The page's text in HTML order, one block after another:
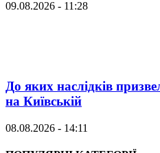
09.08.2026 - 11:28
До яких наслідків
на Київській
08.08.2026 - 14:11